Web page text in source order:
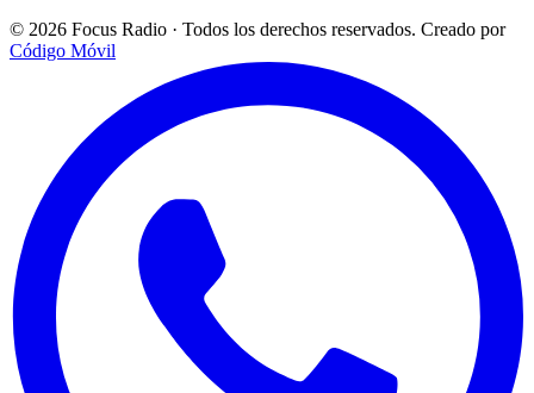
© 2026 Focus Radio · Todos los derechos reservados. Creado por
Código Móvil